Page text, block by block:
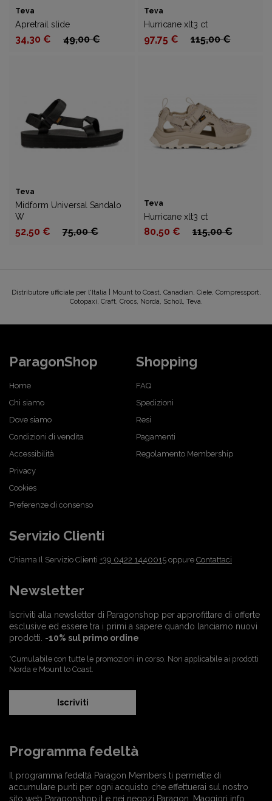
Teva
Apretrail slide
34,30 € 49,00 €
Teva
Hurricane xlt3 ct
97,75 € 115,00 €
Teva
Midform Universal Sandalo
W
52,50 € 75,00 €
Teva
Hurricane xlt3 ct
80,50 € 115,00 €
Distributore ufficiale per l'Italia | Mount to Coast, Canadian, Ciele, Compressport,
Cotopaxi, Craft, Crocs, Norda, Scholl, Teva.
ParagonShop
Home
Chi siamo
Dove siamo
Condizioni di vendita
Accessibilità
Privacy
Cookies
Preferenze di consenso
Shopping
FAQ
Spedizioni
Resi
Pagamenti
Regolamento Membership
Servizio Clienti
Chiama Il Servizio Clienti +39 0422 1440015 oppure Contattaci
Newsletter
Iscriviti alla newsletter di Paragonshop per approfittare di offerte
esclusive ed essere tra i primi a sapere quando lanciamo nuovi
prodotti. -10% sul primo ordine
*Cumulabile con tutte le promozioni in corso. Non applicabile ai prodotti
Norda e Mount to Coast.
Iscriviti
Programma fedeltà
Il programma fedeltà Paragon Members ti permette di
accumulare punti per ogni acquisto che effettuerai sul nostro
sito web Paragonshop.it e nei negozi Paragon.
Maggiori info